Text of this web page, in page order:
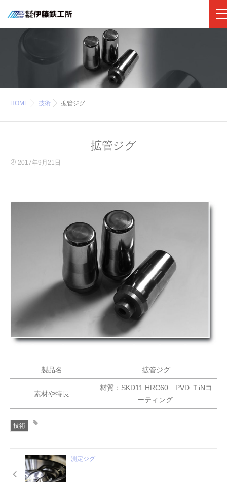
HOME 技術 拡管ジグ
拡管ジグ
2017年9月21日
製品名 拡管ジグ
素材や特長
材質：SKD11 HRC60 PVD ＴiNコ
ーティング
技術
測定ジグ